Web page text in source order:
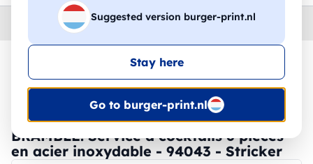
Suggested version burger-print.nl
Stay here
Go to burger-print.nl
Accessoires › tasses-et-verres-personnalises
🔥 Impression DTF à -30 %
BRAMBLE. Service à cocktails 6 pièces
en acier inoxydable - 94043 - Stricker